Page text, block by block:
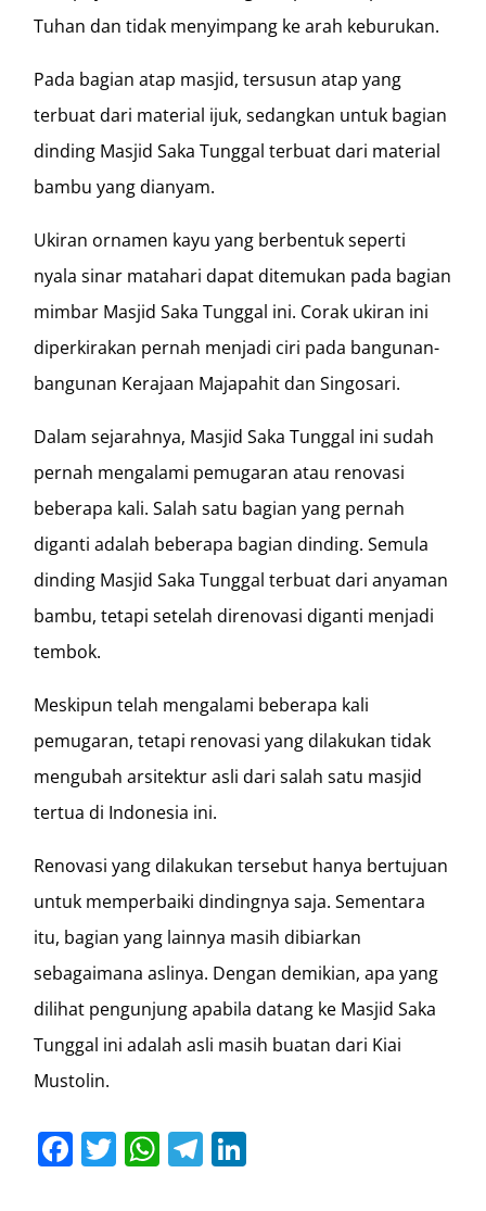
Tuhan dan tidak menyimpang ke arah keburukan.
Pada bagian atap masjid, tersusun atap yang
terbuat dari material ijuk, sedangkan untuk bagian
dinding Masjid Saka Tunggal terbuat dari material
bambu yang dianyam.
Ukiran ornamen kayu yang berbentuk seperti
nyala sinar matahari dapat ditemukan pada bagian
mimbar Masjid Saka Tunggal ini. Corak ukiran ini
diperkirakan pernah menjadi ciri pada bangunan-
bangunan Kerajaan Majapahit dan Singosari.
Dalam sejarahnya, Masjid Saka Tunggal ini sudah
pernah mengalami pemugaran atau renovasi
beberapa kali. Salah satu bagian yang pernah
diganti adalah beberapa bagian dinding. Semula
dinding Masjid Saka Tunggal terbuat dari anyaman
bambu, tetapi setelah direnovasi diganti menjadi
tembok.
Meskipun telah mengalami beberapa kali
pemugaran, tetapi renovasi yang dilakukan tidak
mengubah arsitektur asli dari salah satu masjid
tertua di Indonesia ini.
Renovasi yang dilakukan tersebut hanya bertujuan
untuk memperbaiki dindingnya saja. Sementara
itu, bagian yang lainnya masih dibiarkan
sebagaimana aslinya. Dengan demikian, apa yang
dilihat pengunjung apabila datang ke Masjid Saka
Tunggal ini adalah asli masih buatan dari Kiai
Mustolin.
Facebook
Twitter
WhatsApp
Telegram